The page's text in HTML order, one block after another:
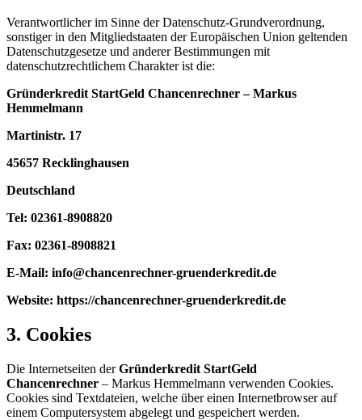
Verantwortlicher im Sinne der Datenschutz-Grundverordnung,
sonstiger in den Mitgliedstaaten der Europäischen Union geltenden
Datenschutzgesetze und anderer Bestimmungen mit
datenschutzrechtlichem Charakter ist die:
Gründerkredit StartGeld Chancenrechner – Markus
Hemmelmann
Martinistr. 17
45657 Recklinghausen
Deutschland
Tel: 02361-8908820
Fax: 02361-8908821
E-Mail: info@chancenrechner-gruenderkredit.de
Website: https://chancenrechner-gruenderkredit.de
3. Cookies
Die Internetseiten derGründerkredit StartGeld
Chancenrechner – Markus Hemmelmann verwenden Cookies.
Cookies sind Textdateien, welche über einen Internetbrowser auf
einem Computersystem abgelegt und gespeichert werden.